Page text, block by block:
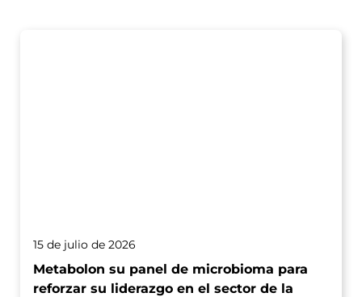
15 de julio de 2026
Metabolon su panel de microbioma para
reforzar su liderazgo en el sector de la